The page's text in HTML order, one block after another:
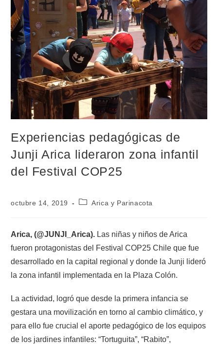
Experiencias pedagógicas de
Junji Arica lideraron zona infantil
del Festival COP25
octubre 14, 2019 Arica y Parinacota
Arica, (@JUNJI_Arica). Las niñas y niños de Arica
fueron protagonistas del Festival COP25 Chile que fue
desarrollado en la capital regional y donde la Junji lideró
la zona infantil implementada en la Plaza Colón.
La actividad, logró que desde la primera infancia se
gestara una movilización en torno al cambio climático, y
para ello fue crucial el aporte pedagógico de los equipos
de los jardines infantiles: “Tortuguita”, “Rabito”,